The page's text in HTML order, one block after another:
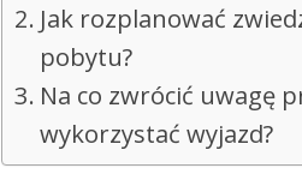
Jak rozplanować
pobytu?
Na co zwrócić uwagę
wykorzystać wyjazd?